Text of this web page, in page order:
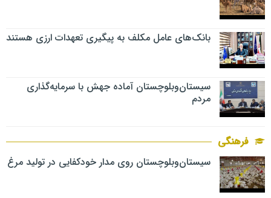
بانک‌های عامل مکلف به پیگیری تعهدات ارزی هستند
سیستان‌وبلوچستان آماده جهش با سرمایه‌گذاری
مردم
فرهنگی
سیستان‌وبلوچستان روی مدار خودکفایی در تولید مرغ